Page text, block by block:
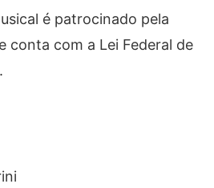
é patrocinado pela
conta com a Lei Federal de